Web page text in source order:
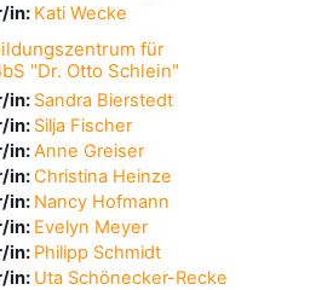
in: Kati Wecke
für
"Dr. Otto Schlein"
in: Sandra Bierstedt
in: Silja Fischer
in:Anne Greiser
in:Christina Heinze
in: Nancy Hofmann
in: Evelyn Meyer
in: Philipp Schmidt
in: Uta Schönecker-Recke